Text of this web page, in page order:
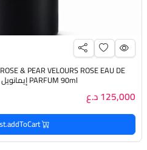
PARFUM 90ml إيمانويل جين عطر للجنسين
125,000 د.ع
productList.addToCart